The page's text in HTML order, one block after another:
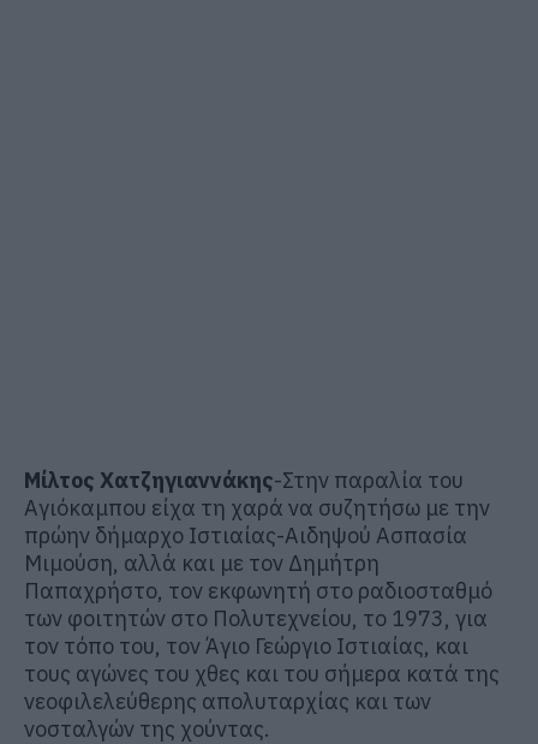
Μίλτος Χατζηγιαννάκης-Στην παραλία του
Αγιόκαμπου είχα τη χαρά να συζητήσω με την
πρώην δήμαρχο Ιστιαίας-Αιδηψού Ασπασία
Μιμούση, αλλά και με τον Δημήτρη
Παπαχρήστο, τον εκφωνητή στο ραδιοσταθμό
των φοιτητών στο Πολυτεχνείου, το 1973, για
τον τόπο του, τον Άγιο Γεώργιο Ιστιαίας, και
τους αγώνες του χθες και του σήμερα κατά της
νεοφιλελεύθερης απολυταρχίας και των
νοσταλγών της χούντας.